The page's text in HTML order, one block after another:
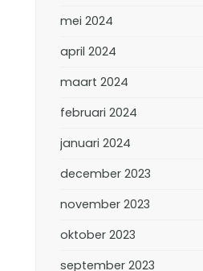
mei 2024
april 2024
maart 2024
februari 2024
januari 2024
december 2023
november 2023
oktober 2023
september 2023